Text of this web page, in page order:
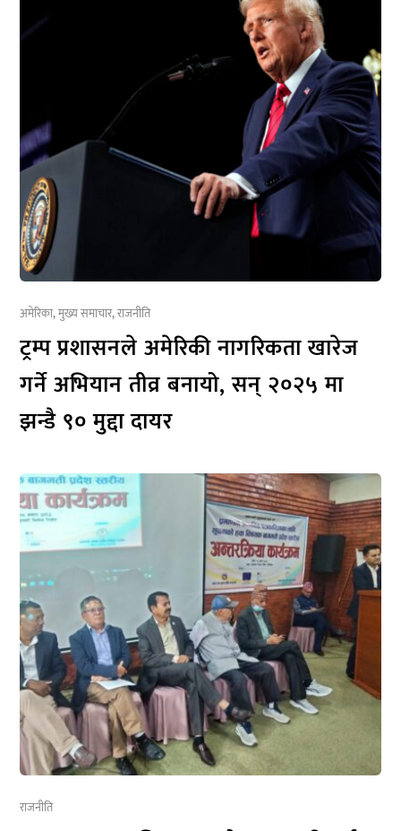
अमेरिका,मुख्य समाचार,राजनीति
ट्रम्प प्रशासनले अमेरिकी नागरिकता खारेज
गर्ने अभियान तीव्र बनायो, सन् २०२५ मा
झन्डै ९० मुद्दा दायर
राजनीति